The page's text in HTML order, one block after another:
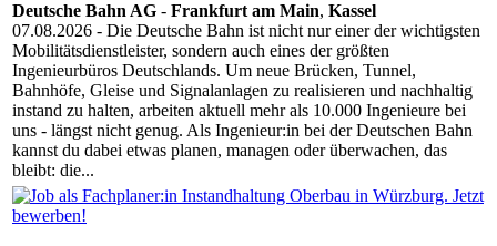
Deutsche Bahn AG - Frankfurt am Main, Kassel
07.08.2026 - Die Deutsche Bahn ist nicht nur einer der wichtigsten
Mobilitätsdienstleister, sondern auch eines der größten
Ingenieurbüros Deutschlands. Um neue Brücken, Tunnel,
Bahnhöfe, Gleise und Signalanlagen zu realisieren und nachhaltig
instand zu halten, arbeiten aktuell mehr als 10.000 Ingenieure bei
uns - längst nicht genug. Als Ingenieur:in bei der Deutschen Bahn
kannst du dabei etwas planen, managen oder überwachen, das
bleibt: die...